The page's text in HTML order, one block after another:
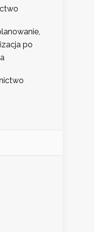
po